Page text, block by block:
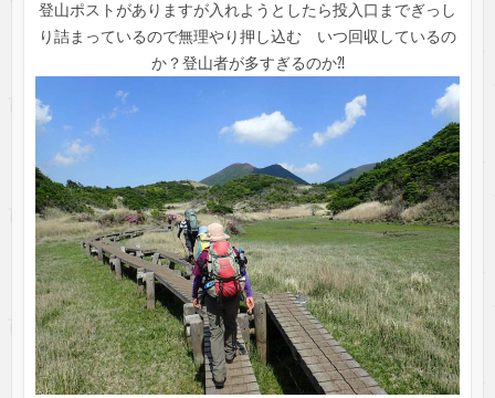
登山ポストがありますが入れようとしたら投入口までぎっし
り詰まっているので無理やり押し込む いつ回収しているの
か？登山者が多すぎるのか⁈